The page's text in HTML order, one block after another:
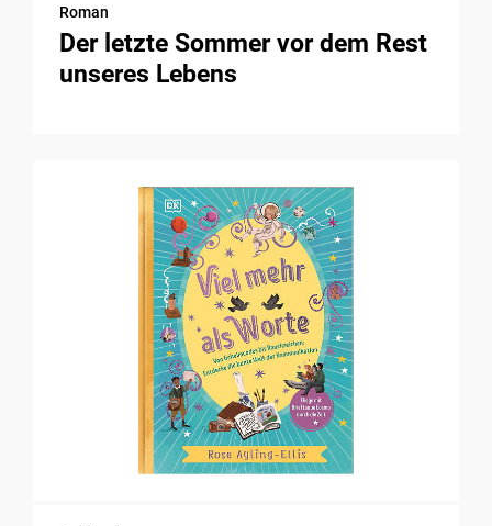
Roman
Der letzte Sommer vor dem Rest
unseres Lebens